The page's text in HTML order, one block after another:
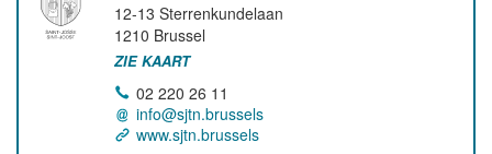
12-13 Sterrenkundelaan
1210 Brussel
ZIE KAART
02 220 26 11
info@sjtn.brussels
www.sjtn.brussels